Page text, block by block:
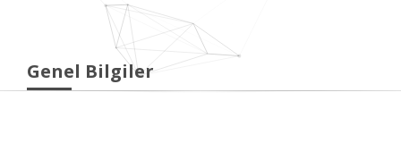
Genel Bilgiler